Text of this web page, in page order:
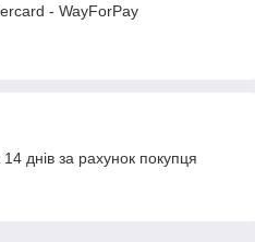
- WayForPay
днів за рахунок покупця